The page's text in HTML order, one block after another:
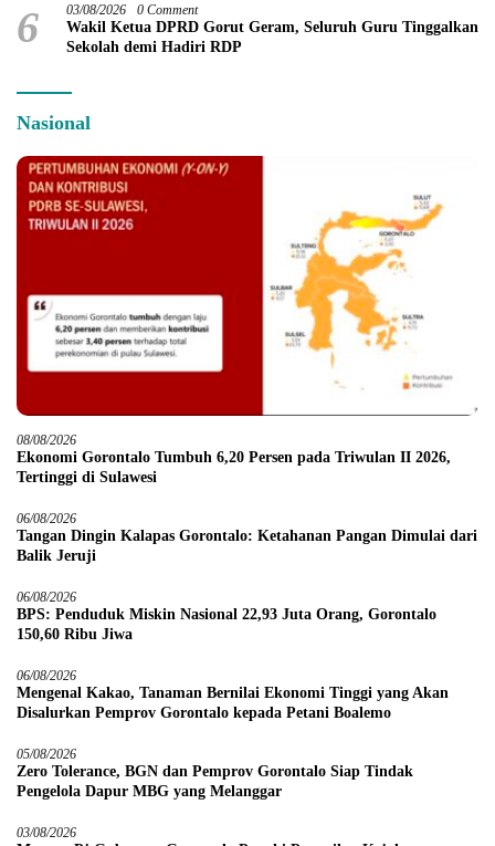
6 03/08/2026 0 Comment
Wakil Ketua DPRD Gorut Geram, Seluruh Guru Tinggalkan
Sekolah demi Hadiri RDP
Nasional
08/08/2026
Ekonomi Gorontalo Tumbuh 6,20 Persen pada Triwulan II 2026,
Tertinggi di Sulawesi
06/08/2026
Tangan Dingin Kalapas Gorontalo: Ketahanan Pangan Dimulai dari
Balik Jeruji
06/08/2026
BPS: Penduduk Miskin Nasional 22,93 Juta Orang, Gorontalo
150,60 Ribu Jiwa
06/08/2026
Mengenal Kakao, Tanaman Bernilai Ekonomi Tinggi yang Akan
Disalurkan Pemprov Gorontalo kepada Petani Boalemo
05/08/2026
Zero Tolerance, BGN dan Pemprov Gorontalo Siap Tindak
Pengelola Dapur MBG yang Melanggar
03/08/2026